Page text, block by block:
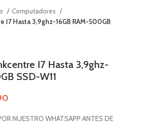
Computadores
I7 Hasta 3,9ghz-16GB RAM-500GB
I7 Hasta 3,9ghz-
SSD-W11
NUESTRO WHATSAPP ANTES DE